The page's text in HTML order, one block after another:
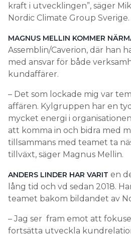
kraft i utvecklingen”, säger
Nordic Climate Group Sverige.
MAGNUS MELLIN KOMMER
Assemblin/Caverion, där han
med ansvar för både
kundaffärer.
– Det som lockade mig var
affären. Kylgruppen har en
mycket energi i
att komma in och bidra med
tillsammans med teamet ta
tillväxt, säger Magnus Mellin.
ANDERS LINDER HAR VARIT en
lång tid och vd sedan 2018.
teamet bakom bildandet av
– Jag ser fram emot att
fortsätta utveckla